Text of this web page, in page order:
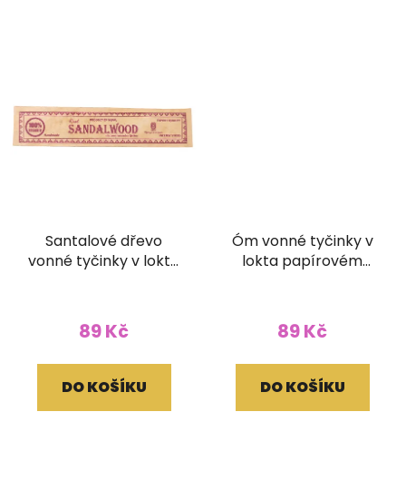
Santalové dřevo
vonné tyčinky v lokta
89 Kč
DO KOŠÍKU
Óm vonné tyčinky v
lokta papírovém
89 Kč
DO KOŠÍKU